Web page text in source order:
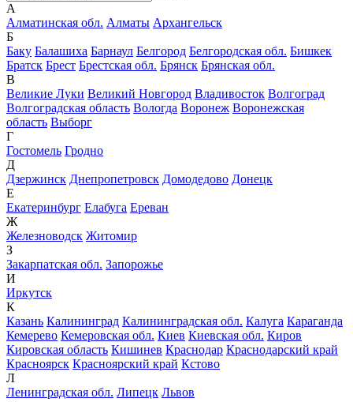
А
Алматинская обл. Алматы Архангельск
Б
Баку Балашиха Барнаул Белгород Белгородская обл. Бишкек
Братск Брест Брестская обл. Брянск Брянская обл.
В
Великие Луки Великий Новгород Владивосток Волгоград
Волгоградская область Вологда Воронеж Воронежская
область Выборг
Г
Гостомель Гродно
Д
Дзержинск Днепропетровск Домодедово Донецк
Е
Екатеринбург Елабуга Ереван
Ж
Железноводск Житомир
З
Закарпатская обл. Запорожье
И
Иркутск
К
Казань Калининград Калининградская обл. Калуга Караганда
Кемерево Кемеровская обл. Киев Киевская обл. Киров
Кировская область Кишинев Краснодар Краснодарский край
Красноярск Красноярский край Кстово
Л
Ленинградская обл. Липецк Львов